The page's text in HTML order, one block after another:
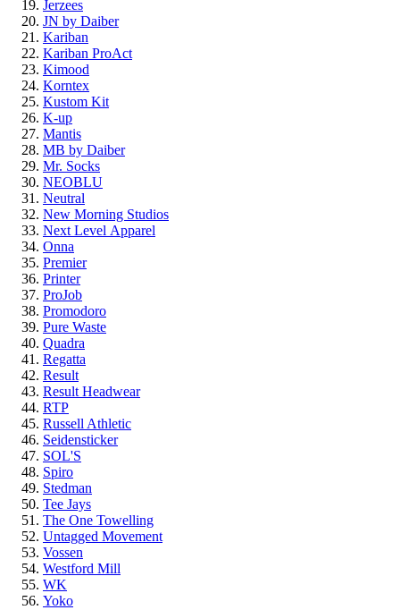
Jerzees
JN by Daiber
Kariban
Kariban ProAct
Kimood
Korntex
Kustom Kit
K-up
Mantis
MB by Daiber
Mr. Socks
NEOBLU
Neutral
New Morning Studios
Next Level Apparel
Onna
Premier
Printer
ProJob
Promodoro
Pure Waste
Quadra
Regatta
Result
Result Headwear
RTP
Russell Athletic
Seidensticker
SOL'S
Spiro
Stedman
Tee Jays
The One Towelling
Untagged Movement
Vossen
Westford Mill
WK
Yoko